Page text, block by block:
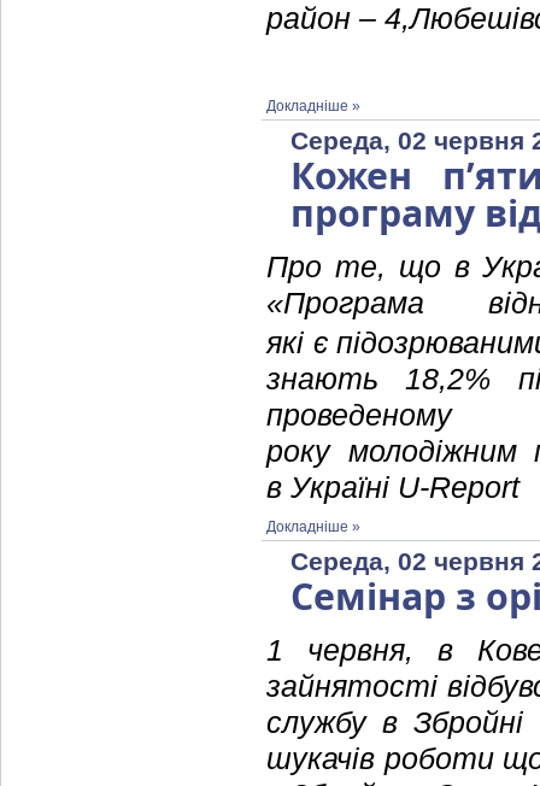
район –
Докладніше »
Середа, 02 червня
Кожен
програму
Про те, що в
«Програма
які є
знають 18,2%
року
в Україні U-Report
Докладніше »
Середа, 02 червня
Семінар з
1 червня, в
зайнятості
службу в
шукачів роботи